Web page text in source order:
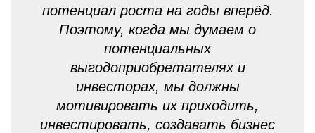
потенциал роста на годы вперёд.
Поэтому, когда мы думаем о
потенциальных
выгодоприобретателях и
инвесторах, мы должны
мотивировать их приходить,
инвестировать, создавать бизнес